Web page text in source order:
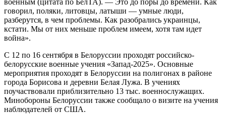
говорил, поляки, литовцы, латыши — умные люди,
разберутся, в чем проблемы. Как разобрались украинцы,
кстати. Мы от них меньше проблем имеем, хотя там идет
война».
С 12 по 16 сентября в Белоруссии проходят российско-
белорусские военные учения «Запад-2025». Основные
мероприятия проходят в Белоруссии на полигонах в районе
города Борисова и деревни Белая Лужа. В учениях
поучаствовали приблизительно 13 тыс. военнослужащих.
Минобороны Белоруссии также сообщало о визите на учения
наблюдателей от США.